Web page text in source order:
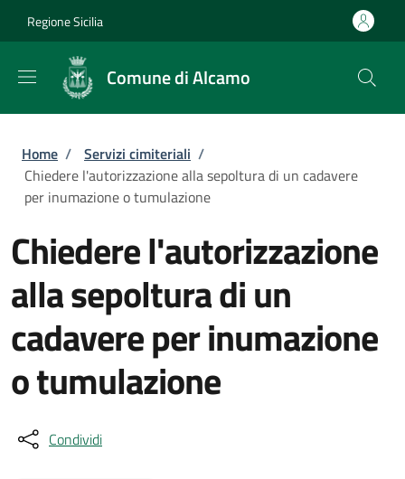
Regione Sicilia
Comune di Alcamo
Briciole di pane
Home / Servizi cimiteriali /
Chiedere l'autorizzazione alla sepoltura di un cadavere
per inumazione o tumulazione
Chiedere l'autorizzazione
alla sepoltura di un
cadavere per inumazione
o tumulazione
Condividi